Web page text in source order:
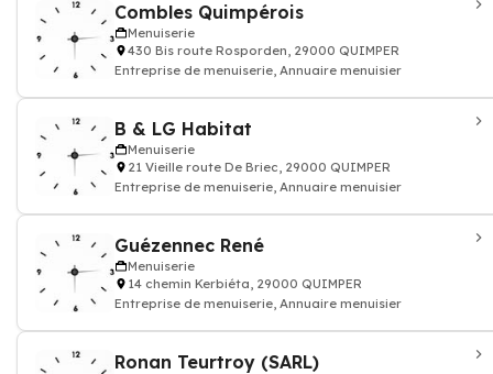
Combles Quimpérois
Menuiserie
430 Bis route Rosporden, 29000 QUIMPER
Entreprise de menuiserie, Annuaire menuisier
B & LG Habitat
Menuiserie
21 Vieille route De Briec, 29000 QUIMPER
Entreprise de menuiserie, Annuaire menuisier
Guézennec René
Menuiserie
14 chemin Kerbiéta, 29000 QUIMPER
Entreprise de menuiserie, Annuaire menuisier
Ronan Teurtroy (SARL)